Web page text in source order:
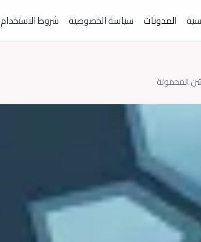
المدونات سياسة الخصوصية شروط الاستخدام